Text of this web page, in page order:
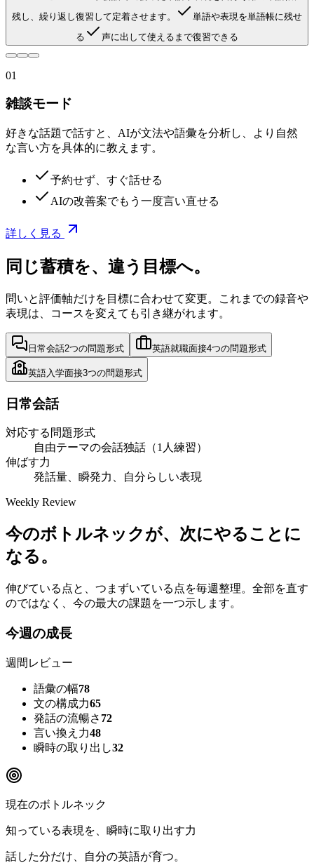
残し、繰り返し復習して定着させます。
単語や表現を単語帳に残せ
る
声に出して使えるまで復習できる
01
雑談モード
好きな話題で話すと、AIが文法や語彙を分析し、より自然
な言い方を具体的に教えます。
予約せず、すぐ話せる
AIの改善案でもう一度言い直せる
詳しく見る
同じ蓄積を、 違う目標へ。
問いと評価軸だけを目標に合わせて変更。これまでの録音や
表現は、コースを変えても引き継がれます。
日常会話2つの問題形式 英語就職面接4つの問題形式
英語入学面接3つの問題形式
日常会話
対応する問題形式
自由テーマの会話独話（1人練習）
伸ばす力
発話量、瞬発力、自分らしい表現
Weekly Review
今のボトルネックが、次にやることに
なる。
伸びている点と、つまずいている点を毎週整理。全部を直す
のではなく、今の最大の課題を一つ示します。
今週の成長
週間レビュー
語彙の幅78
文の構成力65
発話の流暢さ 72
言い換え力48
瞬時の取り出し32
現在のボトルネック
知っている表現を、瞬時に取り出す力
話した分だけ、自分の英語が育つ。